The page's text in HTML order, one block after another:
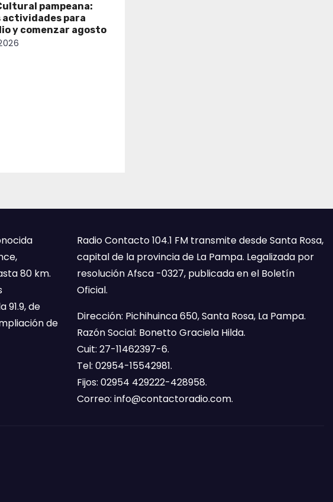
pampeana:
actividades para
y comenzar agosto
80 km.
91.9, de
de
Radio Contacto 104.1 FM transmite desde Santa Rosa,
capital de la provincia de La Pampa. Legalizada por
resolución Afsca -0327, publicada en el Boletín
Oficial.
Dirección: Pichihuinca 650, Santa Rosa, La Pampa.
Razón Social: Bonetto Graciela Hilda.
Cuit: 27-11462397-6.
Tel: 02954-15542981.
Fijos: 02954 429222-428958.
Correo: info@contactoradio.com.